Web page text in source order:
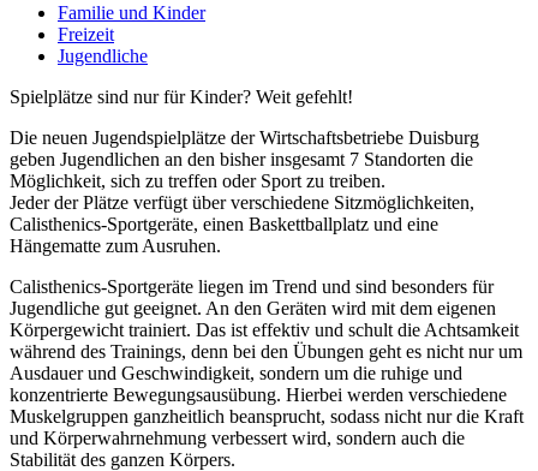
Familie und Kinder
Freizeit
Jugendliche
Spielplätze sind nur für Kinder? Weit gefehlt!
Die neuen Jugendspielplätze der Wirtschaftsbetriebe Duisburg
geben Jugendlichen an den bisher insgesamt 7 Standorten die
Möglichkeit, sich zu treffen oder Sport zu treiben.
Jeder der Plätze verfügt über verschiedene Sitzmöglichkeiten,
Calisthenics-Sportgeräte, einen Baskettballplatz und eine
Hängematte zum Ausruhen.
Calisthenics-Sportgeräte liegen im Trend und sind besonders für
Jugendliche gut geeignet. An den Geräten wird mit dem eigenen
Körpergewicht trainiert. Das ist effektiv und schult die Achtsamkeit
während des Trainings, denn bei den Übungen geht es nicht nur um
Ausdauer und Geschwindigkeit, sondern um die ruhige und
konzentrierte Bewegungsausübung. Hierbei werden verschiedene
Muskelgruppen ganzheitlich beansprucht, sodass nicht nur die Kraft
und Körperwahrnehmung verbessert wird, sondern auch die
Stabilität des ganzen Körpers.